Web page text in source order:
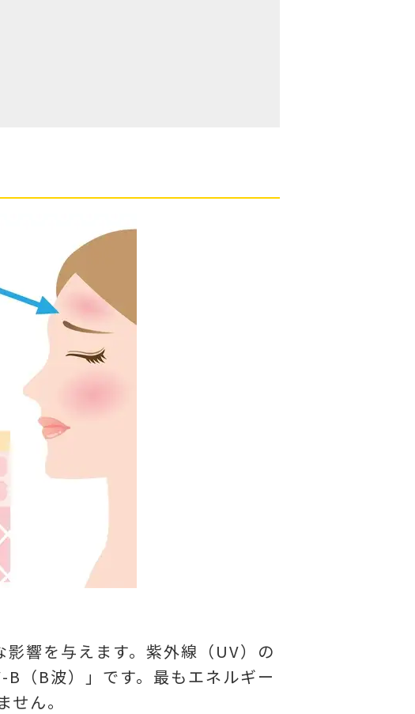
響を与えます。紫外線（UV）の
（B波）」です。最もエネルギー
ん。